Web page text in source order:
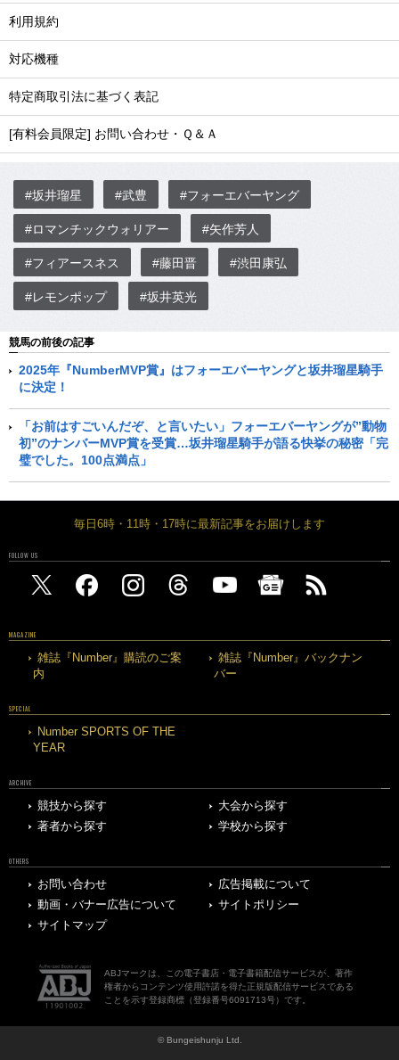
利用規約
対応機種
特定商取引法に基づく表記
[有料会員限定] お問い合わせ・Ｑ＆Ａ
#坂井瑠星 #武豊 #フォーエバーヤング
#ロマンチックウォリアー #矢作芳人
#フィアースネス #藤田晋 #渋田康弘
#レモンポップ #坂井英光
競馬の前後の記事
2025年『NumberMVP賞』はフォーエバーヤングと坂井瑠星騎手
に決定！
「お前はすごいんだぞ、と言いたい」フォーエバーヤングが”動物
初”のナンバーMVP賞を受賞…坂井瑠星騎手が語る快挙の秘密「完
璧でした。100点満点」
毎日6時・11時・17時に最新記事をお届けします
FOLLOW US
MAGAZINE
雑誌『Number』購読のご案
内
雑誌『Number』バックナン
バー
SPECIAL
Number SPORTS OF THE
YEAR
ARCHIVE
競技から探す
大会から探す
著者から探す
学校から探す
OTHERS
お問い合わせ
広告掲載について
動画・バナー広告について
サイトポリシー
サイトマップ
ABJマークは、この電子書店・電子書籍配信サービスが、著作
権者からコンテンツ使用許諾を得た正規版配信サービスである
ことを示す登録商標（登録番号6091713号）です。
© Bungeishunju Ltd.